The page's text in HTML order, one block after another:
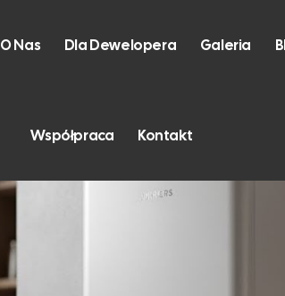
O Nas Dla Dewelopera Galeria
Współpraca Kontakt